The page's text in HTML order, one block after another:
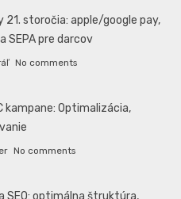
21. storočia: apple/google pay,
SEPA pre darcov
No comments
kampane: Optimalizácia,
No comments